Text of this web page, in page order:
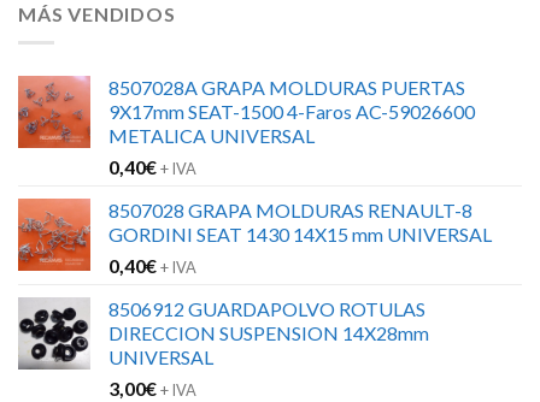
MÁS VENDIDOS
8507028A GRAPA MOLDURAS PUERTAS
9X17mm SEAT-1500 4-Faros AC-59026600
METALICA UNIVERSAL
0,40€+ IVA
8507028 GRAPA MOLDURAS RENAULT-8
GORDINI SEAT 1430 14X15 mm UNIVERSAL
0,40€+ IVA
8506912 GUARDAPOLVO ROTULAS
DIRECCION SUSPENSION 14X28mm
UNIVERSAL
3,00€+ IVA